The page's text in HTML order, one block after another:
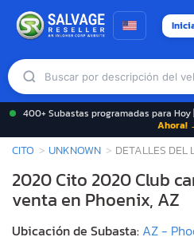
400+ Subastas programadas para Hoy
Ahora!
CITO UNKNOWN DETALLES DEL
2020 Cito 2020 Club
venta en Phoenix, AZ
Ubicación de Subasta: AZ -